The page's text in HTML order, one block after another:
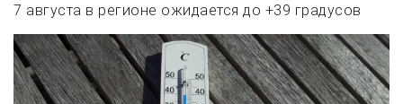
7 августа в регионе ожидается до +39 градусов